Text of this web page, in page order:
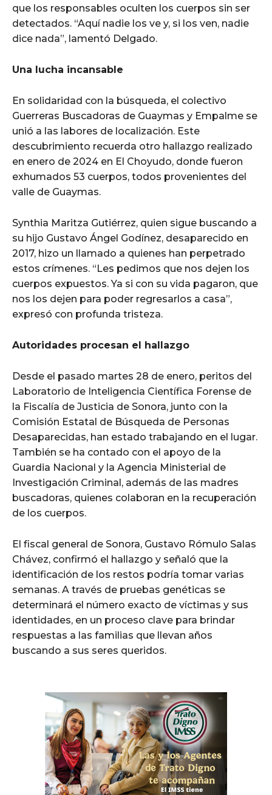
que los responsables oculten los cuerpos sin ser
detectados. “Aquí nadie los ve y, si los ven, nadie
dice nada”, lamentó Delgado.
Una lucha incansable
En solidaridad con la búsqueda, el colectivo
Guerreras Buscadoras de Guaymas y Empalme se
unió a las labores de localización. Este
descubrimiento recuerda otro hallazgo realizado
en enero de 2024 en El Choyudo, donde fueron
exhumados 53 cuerpos, todos provenientes del
valle de Guaymas.
Synthia Maritza Gutiérrez, quien sigue buscando a
su hijo Gustavo Ángel Godínez, desaparecido en
2017, hizo un llamado a quienes han perpetrado
estos crímenes. “Les pedimos que nos dejen los
cuerpos expuestos. Ya si con su vida pagaron, que
nos los dejen para poder regresarlos a casa”,
expresó con profunda tristeza.
Autoridades procesan el hallazgo
Desde el pasado martes 28 de enero, peritos del
Laboratorio de Inteligencia Científica Forense de
la Fiscalía de Justicia de Sonora, junto con la
Comisión Estatal de Búsqueda de Personas
Desaparecidas, han estado trabajando en el lugar.
También se ha contado con el apoyo de la
Guardia Nacional y la Agencia Ministerial de
Investigación Criminal, además de las madres
buscadoras, quienes colaboran en la recuperación
de los cuerpos.
El fiscal general de Sonora, Gustavo Rómulo Salas
Chávez, confirmó el hallazgo y señaló que la
identificación de los restos podría tomar varias
semanas. A través de pruebas genéticas se
determinará el número exacto de víctimas y sus
identidades, en un proceso clave para brindar
respuestas a las familias que llevan años
buscando a sus seres queridos.